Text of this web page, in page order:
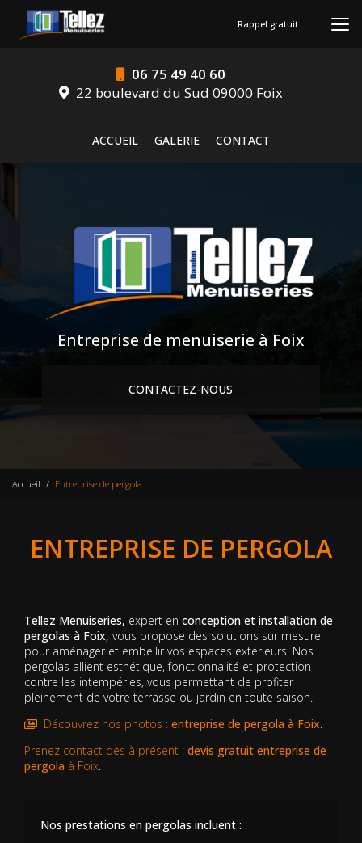
contenu
06 75 49 40 60
22 boulevard du Sud 09000 Foix
ACCUEIL
GALERIE CONTACT
Rappel gratuit
Entreprise de menuiserie à Foix
CONTACTEZ-NOUS
Accueil Entreprise de pergola
ENTREPRISE DE PERGOLA
Tellez Menuiseries, expert en conception et installation de
pergolas à Foix, vous propose des solutions sur mesure
pour aménager et embellir vos espaces extérieurs. Nos
pergolas allient esthétique, fonctionnalité et protection
contre les intempéries, vous permettant de profiter
pleinement de votre terrasse ou jardin en toute saison.
Découvrez nos photos : entreprise de pergola à Foix.
Prenez contact dès à présent : devis gratuit entreprise de
pergola à Foix.
Nos prestations en pergolas incluent :